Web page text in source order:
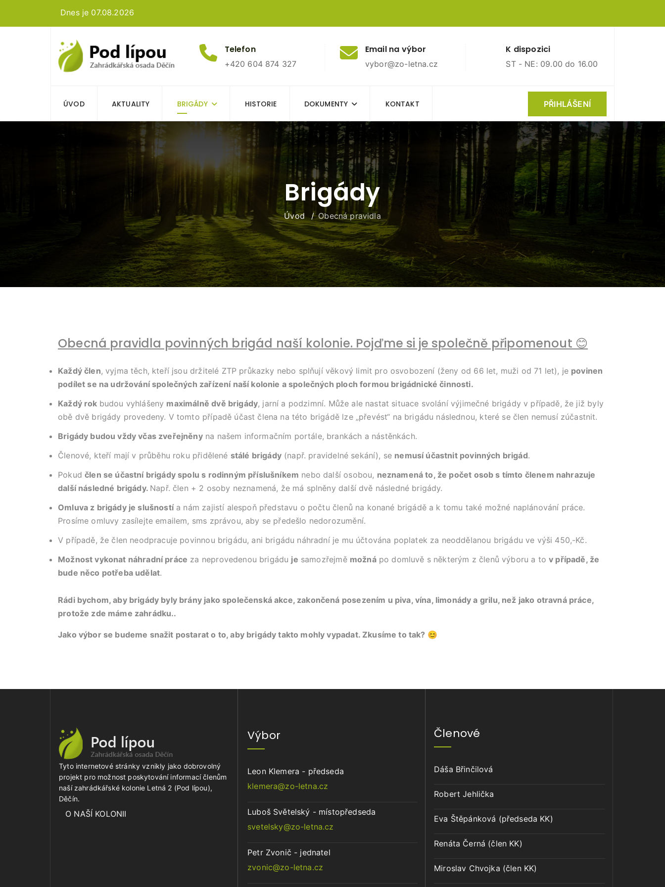
Dnes je 07.08.2026
Telefon
+420 604 874 327
Email na výbor
vybor@zo-letna.cz
K dispozici
ST - NE: 09.00 do 16.00
ÚVOD AKTUALITY BRIGÁDY HISTORIE DOKUMENTY KONTAKT PŘIHLÁŠENÍ
Brigády
Úvod Obecná pravidla
Obecná pravidla povinných brigád naší kolonie. Pojďme si je společně připomenout 😊
Každý člen, vyjma těch, kteří jsou držitelé ZTP průkazky nebo splňují věkový limit pro osvobození (ženy od 66 let, muži od 71 let), je povinen
podílet se na udržování společných zařízení naší kolonie a společných ploch formou brigádnické činnosti.
Každý rok budou vyhlášeny maximálně dvě brigády, jarní a podzimní. Může ale nastat situace svolání výjimečné brigády v případě, že již byly
obě dvě brigády provedeny. V tomto případě účast člena na této brigádě lze „převést“ na brigádu následnou, které se člen nemusí zúčastnit.
Brigády budou vždy včas zveřejněnyna našem informačním portále, brankách a nástěnkách.
Členové, kteří mají v průběhu roku přidělené stálé brigády(např. pravidelné sekání), se nemusí účastnit povinných brigád.
Pokudčlen se účastní brigády spolu s rodinným příslušníkem nebo další osobou, neznamená to, že počet osob s tímto členem nahrazuje
další následné brigády. Např. člen + 2 osoby neznamená, že má splněny další dvě následné brigády.
Omluva z brigády je slušnostía nám zajistí alespoň představu o počtu členů na konané brigádě a k tomu také možné naplánování práce.
Prosíme omluvy zasílejte emailem, sms zprávou, aby se předešlo nedorozumění.
V případě, že člen neodpracuje povinnou brigádu, ani brigádu náhradní je mu účtována poplatek za neoddělanou brigádu ve výši 450,-Kč.
Možnost vykonat náhradní práce za neprovedenou brigádu je samozřejmě možnápo domluvě s některým z členů výboru a tov případě, že
bude něco potřeba udělat.
Rádi bychom, aby brigády byly brány jako společenská akce, zakončená posezením u piva, vína, limonády a grilu, než jako otravná práce,
protože zde máme zahrádku..
Jako výbor se budeme snažit postarat o to, aby brigády takto mohly vypadat. Zkusíme to tak? 😊
Tyto internetové stránky vznikly jako dobrovolný
projekt pro možnost poskytování informací členům
naší zahrádkářské kolonie Letná 2 (Pod lípou),
Děčín.
O NAŠÍ KOLONII
Výbor
Leon Klemera - předseda
klemera@zo-letna.cz
Luboš Světelský - místopředseda
svetelsky@zo-letna.cz
Petr Zvonič - jednatel
zvonic@zo-letna.cz
Členové
Dáša Břinčilová
Robert Jehlička
Eva Štěpánková (předseda KK)
Renáta Černá (člen KK)
Miroslav Chvojka (člen KK)